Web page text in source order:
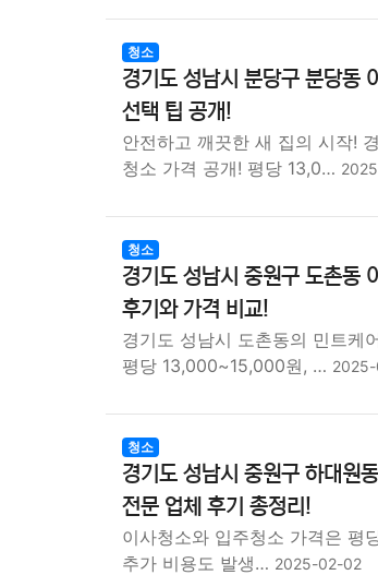
청소
경기도 성남시 분당구 분당동
선택 팁 공개!
안전하고 깨끗한 새 집의 시작!
청소 가격 공개! 평당 13,0…
청소
경기도 성남시 중원구 도촌동
후기와 가격 비교!
경기도 성남시 도촌동의 민트케
평당 13,000~15,000원, …
청소
경기도 성남시 중원구 하대원
전문 업체 후기 총정리!
이사청소와 입주청소 가격은
추가 비용도 발생… 2025-02-02